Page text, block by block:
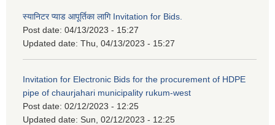
स्यानिटर प्याड आपूर्तिका लागि Invitation for Bids.
Post date: 04/13/2023 - 15:27
Updated date: Thu, 04/13/2023 - 15:27
Invitation for Electronic Bids for the procurement of HDPE
pipe of chaurjahari municipality rukum-west
Post date: 02/12/2023 - 12:25
Updated date: Sun, 02/12/2023 - 12:25